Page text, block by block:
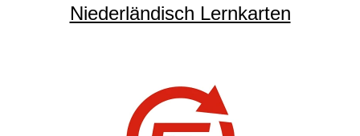
Niederländisch Lernkarten